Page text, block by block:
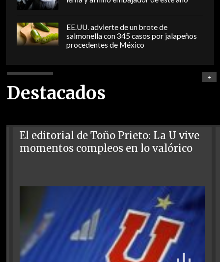
EE.UU. advierte de un brote de
salmonella con 345 casos por jalapeños
procedentes de México
Destacados
+
El editorial de Toño Prieto: La U vive
momentos compleos en lo valórico